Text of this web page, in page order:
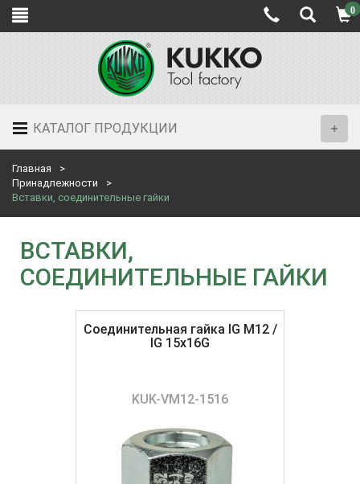
0
КАТАЛОГ ПРОДУКЦИИ
Главная
Принадлежности
Вставки, соединительные гайки
ВСТАВКИ,
СОЕДИНИТЕЛЬНЫЕ ГАЙКИ
Соединительная гайка IG M12 /
IG 15x16G
KUK-VM12-1516